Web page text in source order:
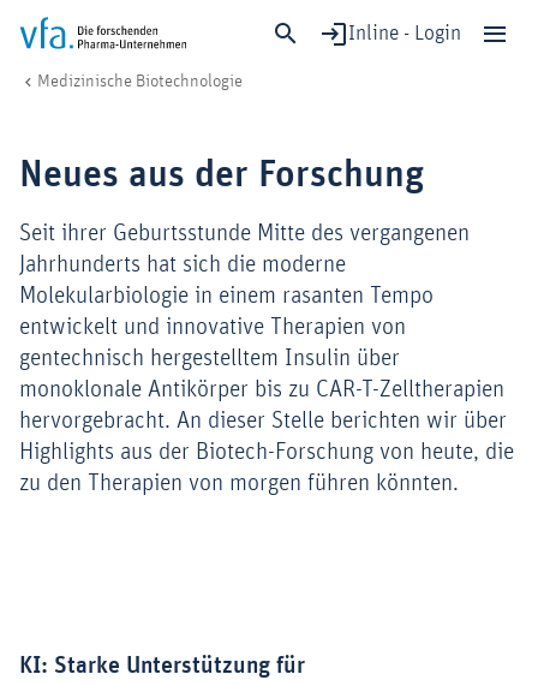
Inline - Login
Forschung & Entwicklung
Wirtschaft & Standort
Digitalisierung & KI
Verband & Mitglieder
Mitglied werden!
Medien
Medizinische Biotechnologie
Neues aus der Forschung
Seit ihrer Geburtsstunde Mitte des vergangenen
Jahrhunderts hat sich die moderne
Molekularbiologie in einem rasanten Tempo
entwickelt und innovative Therapien von
gentechnisch hergestelltem Insulin über
monoklonale Antikörper bis zu CAR-T-Zelltherapien
hervorgebracht. An dieser Stelle berichten wir über
Highlights aus der Biotech-Forschung von heute, die
zu den Therapien von morgen führen könnten.
KI: Starke Unterstützung für